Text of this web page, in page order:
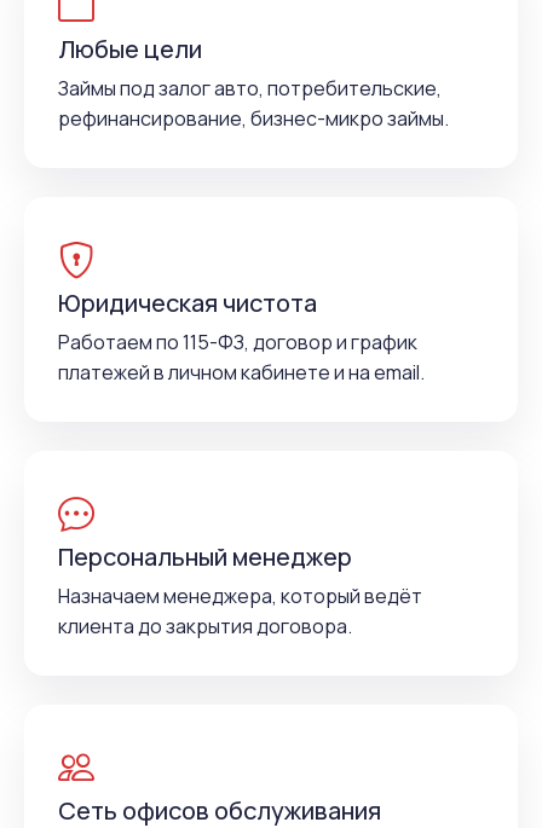
Любые цели
Займы под залог авто, потребительские,
рефинансирование, бизнес-микро займы.
Юридическая чистота
Работаем по 115-ФЗ, договор и график
платежей в личном кабинете и на email.
Персональный менеджер
Назначаем менеджера, который ведёт
клиента до закрытия договора.
Сеть офисов обслуживания